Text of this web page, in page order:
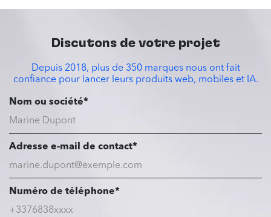
Discutons de votre projet
Depuis 2018, plus de 350 marques nous ont fait
confiance pour lancer leurs produits web, mobiles et IA.
Nom ou société*
Adresse e-mail de contact*
Numéro de téléphone*